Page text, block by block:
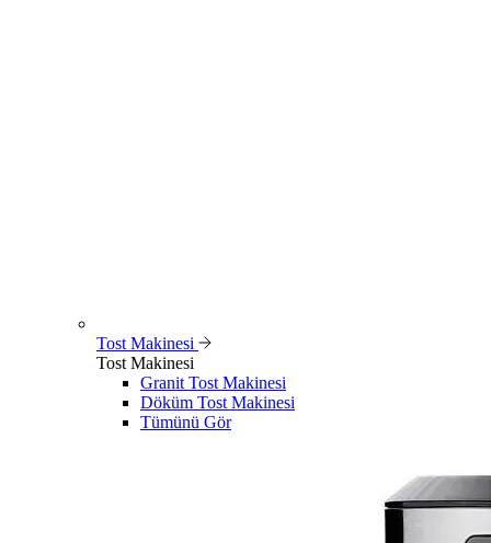
Tost Makinesi
Tost Makinesi
Granit Tost Makinesi
Döküm Tost Makinesi
Tümünü Gör